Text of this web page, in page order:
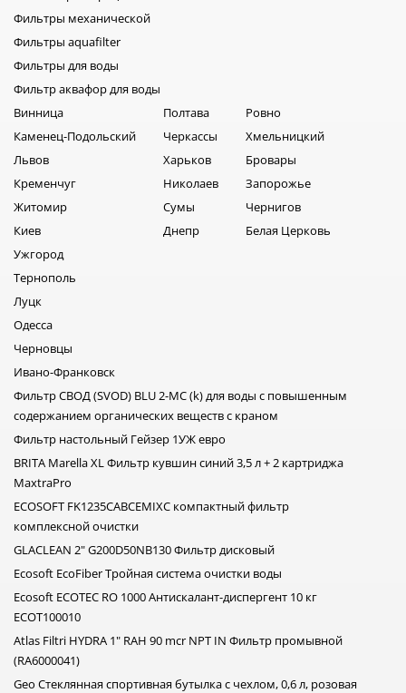
Фильтры механической
Фильтры aquafilter
Фильтры для воды
Фильтр аквафор для воды
Винница
Каменец-Подольский
Львов
Кременчуг
Житомир
Киев
Полтава
Черкассы
Харьков
Николаев
Сумы
Днепр
Ровно
Хмельницкий
Бровары
Запорожье
Чернигов
Белая Церковь
Ужгород
Тернополь
Луцк
Одесса
Черновцы
Ивано-Франковск
Фильтр СВОД (SVOD) BLU 2-MC (k) для воды с повышенным
содержанием органических веществ с краном
Фильтр настольный Гейзер 1УЖ евро
BRITA Marella XL Фильтр кувшин синий 3,5 л + 2 картриджа
MaxtraPro
ECOSOFT FK1235CABCEMIXC компактный фильтр
комплексной очистки
GLACLEAN 2" G200D50NB130 Фильтр дисковый
Ecosoft EcoFiber Тройная система очистки воды
Ecosoft ECOTEC RO 1000 Антискалант-диспергент 10 кг
ECOT100010
Atlas Filtri HYDRA 1" RAH 90 mcr NPT IN Фильтр промывной
(RA6000041)
Geo Стеклянная спортивная бутылка с чехлом, 0,6 л, розовая